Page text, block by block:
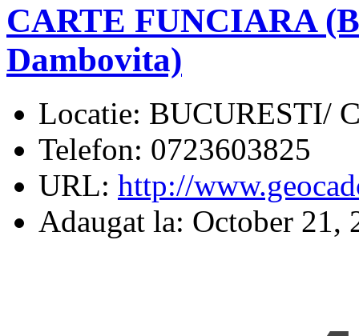
CARTE FUNCIARA
Dambovita)
Locatie: BUCURESTI/
Telefon: 0723603825
URL: http://
Adaugat la: October 21,